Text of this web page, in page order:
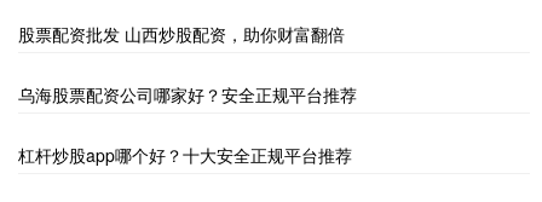
股票配资批发 山西炒股配资，助你财富翻倍
乌海股票配资公司哪家好？安全正规平台推荐
杠杆炒股app哪个好？十大安全正规平台推荐